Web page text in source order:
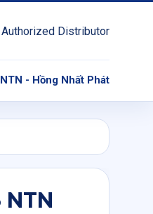
- Hồng Nhất Phát